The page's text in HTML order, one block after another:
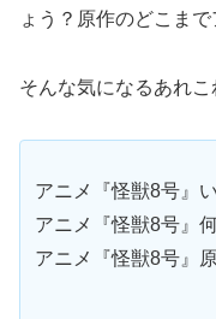
ょう？原作のどこま
そんな気になるあれこ
アニメ『怪獣8号』
アニメ『怪獣8号』
アニメ『怪獣8号』